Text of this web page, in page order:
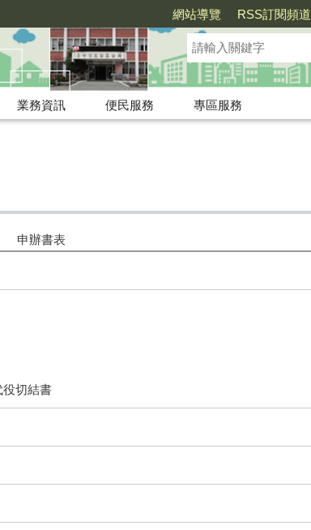
網站導覽 RSS訂閱頻道
業務資訊 便民服務
專區服務
申辦書表
役切結書